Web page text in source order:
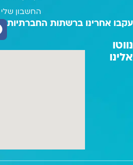
החשבון שלי
עקבו אחרינו ברשתות החברתיות
נווטו
אלינו